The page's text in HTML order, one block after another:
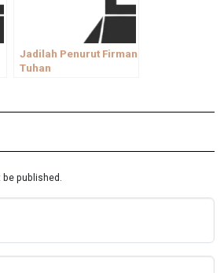
Jadilah Penurut Firman
Tuhan
published.